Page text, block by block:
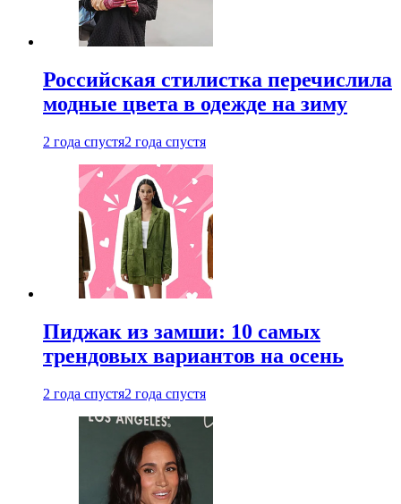
Российская стилистка перечислила
модные цвета в одежде на зиму
2 года спустя2 года спустя
Пиджак из замши: 10 самых
трендовых вариантов на осень
2 года спустя2 года спустя